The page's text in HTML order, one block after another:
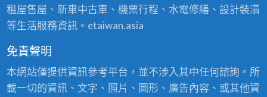
租屋售屋、新車中古車、機票行程、水電修繕、設計裝潢
等生活服務資訊。etaiwan.asia
免責聲明
本網站僅提供資訊參考平台，並不涉入其中任何諮詢。所
載一切的資訊、文字、照片、圖形、廣告內容、或其他資